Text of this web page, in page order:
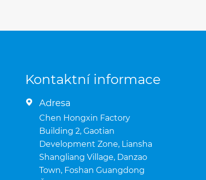
Kontaktní informace
 Adresa
Chen Hongxin Factory
Building 2, Gaotian
Development Zone, Liansha
Shangliang Village, Danzao
Town, Foshan Guangdong